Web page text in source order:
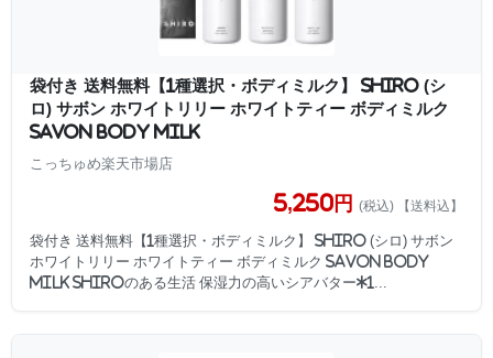
袋付き 送料無料【1種選択・ボディミルク】 SHIRO (シ
ロ) サボン ホワイトリリー ホワイトティー ボディミルク
SAVON BODY MILK
こっちゅめ楽天市場店
5,250円 (税込) 【送料込】
袋付き 送料無料【1種選択・ボディミルク】 SHIRO (シロ) サボン
ホワイトリリー ホワイトティー ボディミルク SAVON BODY
MILK SHIROのある生活 保湿力の高いシアバター*1...